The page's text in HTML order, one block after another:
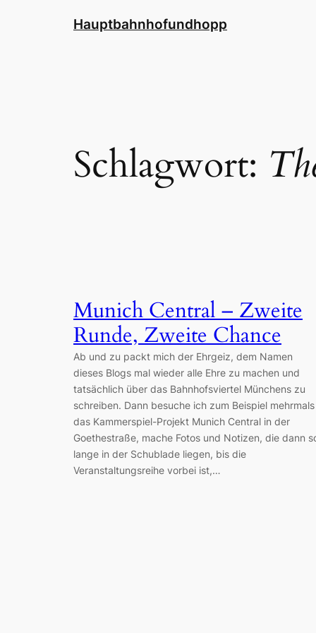
Hauptbahnhofundhopp
Schlagwort:
Munich Central – Zweite
Runde, Zweite Chance
Ab und zu packt mich der Ehrgeiz, dem Namen
dieses Blogs mal wieder alle Ehre zu machen und
tatsächlich über das Bahnhofsviertel Münchens zu
schreiben. Dann besuche ich zum Beispiel mehrmals
das Kammerspiel-Projekt Munich Central in der
Goethestraße, mache Fotos und Notizen, die dann
lange in der Schublade liegen, bis die
Veranstaltungsreihe vorbei ist,…